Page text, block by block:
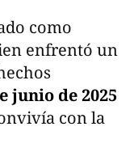
como
enfrentó un
junio de 2025
con la